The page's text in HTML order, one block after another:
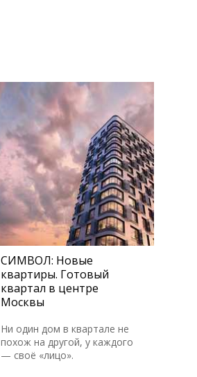
СИМВОЛ: Новые
квартиры. Готовый
квартал в центре
Москвы
Ни один дом в квартале не
похож на другой, у каждого
— своё «лицо».